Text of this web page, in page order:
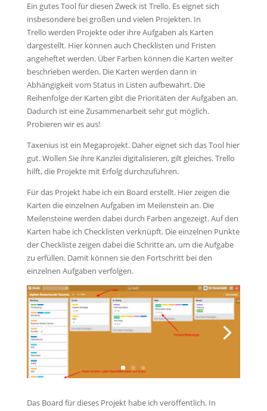
Ein gutes Tool für diesen Zweck ist Trello. Es eignet sich
insbesondere bei großen und vielen Projekten. In
Trello werden Projekte oder ihre Aufgaben als Karten
dargestellt. Hier können auch Checklisten und Fristen
angeheftet werden. Über Farben können die Karten weiter
beschrieben werden. Die Karten werden dann in
Abhängigkeit vom Status in Listen aufbewahrt. Die
Reihenfolge der Karten gibt die Prioritäten der Aufgaben an.
Dadurch ist eine Zusammenarbeit sehr gut möglich.
Probieren wir es aus!
Taxenius ist ein Megaprojekt. Daher eignet sich das Tool hier
gut. Wollen Sie ihre Kanzlei digitalisieren, gilt gleiches. Trello
hilft, die Projekte mit Erfolg durchzuführen.
Für das Projekt habe ich ein Board erstellt. Hier zeigen die
Karten die einzelnen Aufgaben im Meilenstein an. Die
Meilensteine werden dabei durch Farben angezeigt. Auf den
Karten habe ich Checklisten verknüpft. Die einzelnen Punkte
der Checkliste zeigen dabei die Schritte an, um die Aufgabe
zu erfüllen. Damit können sie den Fortschritt bei den
einzelnen Aufgaben verfolgen.
Das Board für dieses Projekt habe ich veröffentlich. In